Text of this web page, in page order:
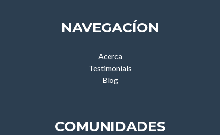
NAVEGACÍON
Acerca
Testimonials
Blog
COMUNIDADES